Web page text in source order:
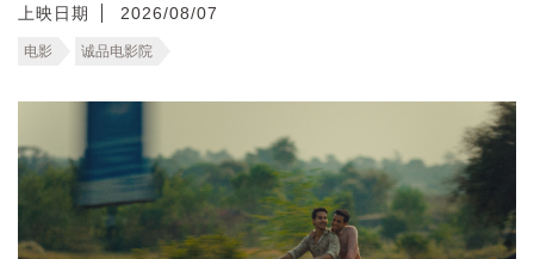
上映日期
2026/08/07
电影 诚品电影院